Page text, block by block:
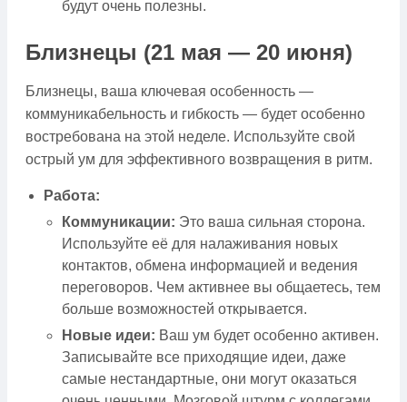
будут очень полезны.
Близнецы (21 мая — 20 июня)
Близнецы, ваша ключевая особенность —
коммуникабельность и гибкость — будет особенно
востребована на этой неделе. Используйте свой
острый ум для эффективного возвращения в ритм.
Работа:
Коммуникации: Это ваша сильная сторона.
Используйте её для налаживания новых
контактов, обмена информацией и ведения
переговоров. Чем активнее вы общаетесь, тем
больше возможностей открывается.
Новые идеи: Ваш ум будет особенно активен.
Записывайте все приходящие идеи, даже
самые нестандартные, они могут оказаться